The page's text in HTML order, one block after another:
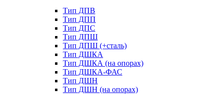
Тип ДПВ
Тип ДПП
Тип ДПС
Тип ДПШ
Тип ДПШ (+сталь)
Тип ДШКА
Тип ДШКА (на опорах)
Тип ДШКА-ФАС
Тип ДШН
Тип ДШН (на опорах)